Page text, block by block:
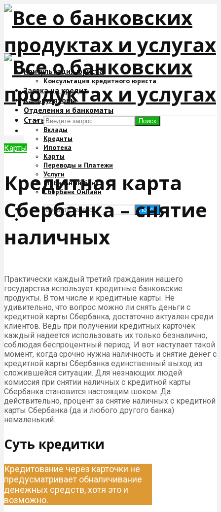
Консультация юриста
Консультация кредитного юриста
Заявка на кредит
Калькуляторы
Отделения и банкоматы
Статьи
Вклады
Кредиты
Ипотека
Карты
Переводы и Платежи
Услуги
Мобильный банк
Сбербанк ОнЛайн
Поиск
Поиск
Карты
Кредитная карта
Сбербанка – снятие
наличных
Практически каждый третий гражданин нашего
государства использует кредитные банковские
продукты. В том числе и кредитные карты. Не
удивительно, что вопрос можно ли снять деньги с
кредитной карты Сбербанка, достаточно актуален среди
клиентов. Ведь при получении кредитных карточек
каждый надеется использовать их только безналично,
соблюдая беспроцентный период. И вот наступает такой
момент, когда срочно нужна наличность и снятие денег с
кредитной карты Сбербанка единственный выход из
сложившейся ситуации. Для незнающих людей
комиссия при снятии наличных с кредитной карты
Сбербанка становится настоящим шоком. Да
действительно, процент за снятие наличных с кредитной
карты Сбербанка (да и любого другого банка)
немаленький.
Суть кредитки
Кредитование через карточки не
предусматривает обналичивание
денежных средств, хотя это и
возможно.